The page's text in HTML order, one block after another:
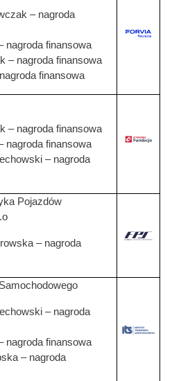
– nagroda
nagroda finansowa
– nagroda finansowa
finansowa
Grafika
– nagroda finansowa
nagroda finansowa
– nagroda
Grafika
Pojazdów
– nagroda
– nagroda
nagroda finansowa
– nagroda
Grafika